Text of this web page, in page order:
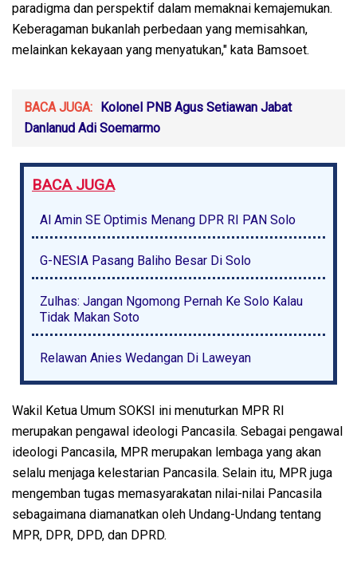
paradigma dan perspektif dalam memaknai kemajemukan.
Keberagaman bukanlah perbedaan yang memisahkan,
melainkan kekayaan yang menyatukan," kata Bamsoet.
BACA JUGA:
Kolonel PNB Agus Setiawan Jabat
Danlanud Adi Soemarmo
BACA JUGA
Al Amin SE Optimis Menang DPR RI PAN Solo
G-NESIA Pasang Baliho Besar Di Solo
Zulhas: Jangan Ngomong Pernah Ke Solo Kalau
Tidak Makan Soto
Relawan Anies Wedangan Di Laweyan
Wakil Ketua Umum SOKSI ini menuturkan MPR RI
merupakan pengawal ideologi Pancasila. Sebagai pengawal
ideologi Pancasila, MPR merupakan lembaga yang akan
selalu menjaga kelestarian Pancasila. Selain itu, MPR juga
mengemban tugas memasyarakatan nilai-nilai Pancasila
sebagaimana diamanatkan oleh Undang-Undang tentang
MPR, DPR, DPD, dan DPRD.